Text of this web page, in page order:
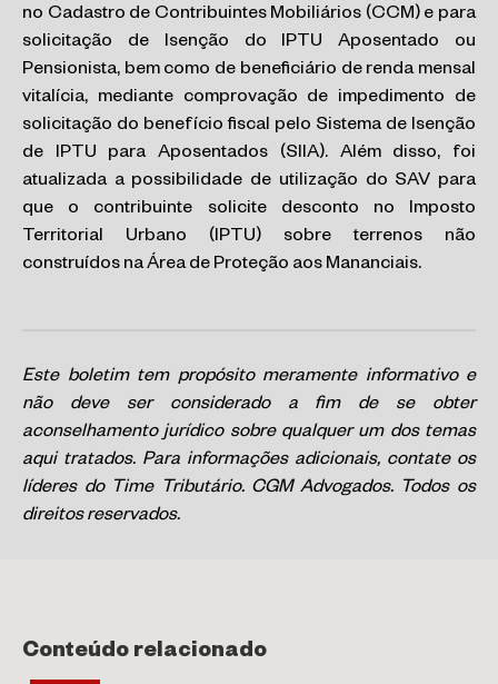
no Cadastro de Contribuintes Mobiliários (CCM) e para
solicitação de Isenção do IPTU Aposentado ou
Pensionista, bem como de beneficiário de renda mensal
vitalícia, mediante comprovação de impedimento de
solicitação do benefício fiscal pelo Sistema de Isenção
de IPTU para Aposentados (SIIA). Além disso, foi
atualizada a possibilidade de utilização do SAV para
que o contribuinte solicite desconto no Imposto
Territorial Urbano (IPTU) sobre terrenos não
construídos na Área de Proteção aos Mananciais.
Este boletim tem propósito meramente informativo e
não deve ser considerado a fim de se obter
aconselhamento jurídico sobre qualquer um dos temas
aqui tratados. Para informações adicionais, contate os
líderes do Time Tributário. CGM Advogados. Todos os
direitos reservados.
Conteúdo relacionado